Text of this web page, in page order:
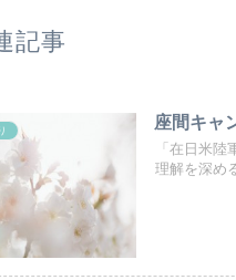
記事
座間キャ
「在日米
理解を深め